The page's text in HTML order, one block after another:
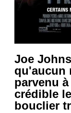
Joe
qu'aucun
parvenu
crédible
bouclier